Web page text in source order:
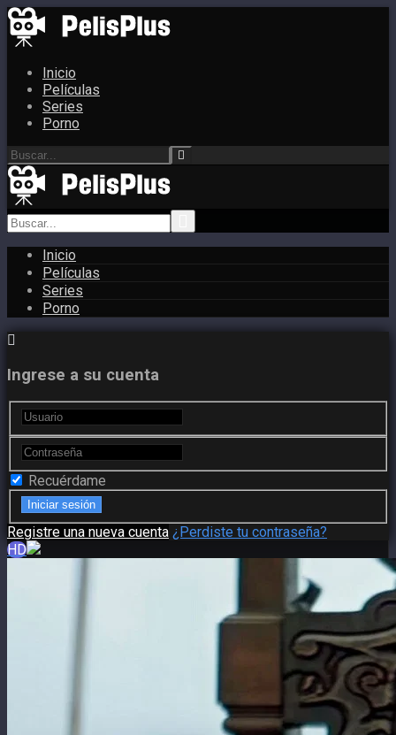
Inicio
Películas
Series
Porno
Inicio
Películas
Series
Porno
Ingrese a su cuenta
Recuérdame
Registre una nueva cuenta ¿Perdiste tu contraseña?
HD